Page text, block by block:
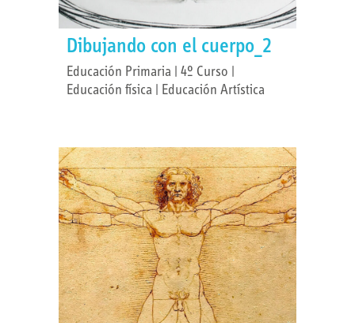
Dibujando con el cuerpo_2
Educación Primaria | 4º Curso |
Educación física | Educación Artística